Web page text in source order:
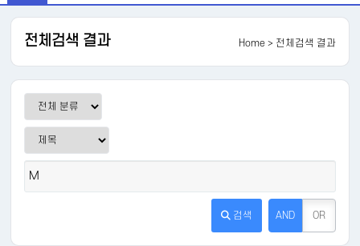
전체검색 결과 Home> 전체검색 결과
검색 AND OR